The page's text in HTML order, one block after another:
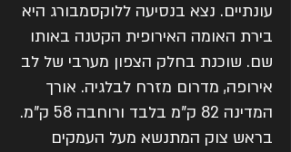
עונתיים. נצא בנסיעה ללוקסמבורג היא
בירת האומה האירופית הקטנה באותו
שם. שוכנת בחלק הצפון מערבי של לב
אירופה, מדרום מזרח לבלגיה. אורך
המדינה 82 ק"מ בלבד ורוחבה 58 ק"מ.
בראש צוק המתנשא מעל העמקים